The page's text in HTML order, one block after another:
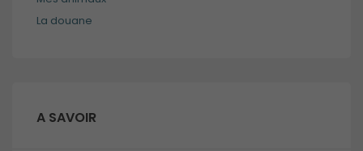
La douane
A SAVOIR